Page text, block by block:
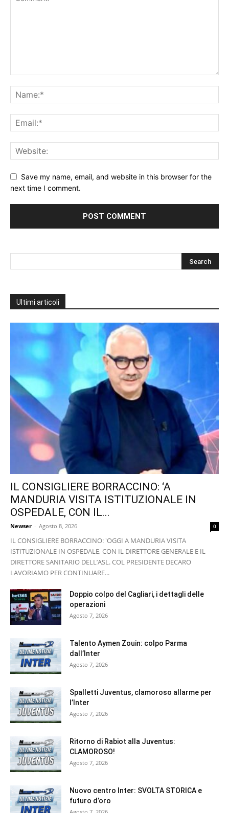
Save my name, email, and website in this browser for the
next time I comment.
Ultimi articoli
IL CONSIGLIERE BORRACCINO: ‘A
MANDURIA VISITA ISTITUZIONALE IN
OSPEDALE, CON IL...
Newser - Agosto 8, 2026 0
IL CONSIGLIERE BORRACCINO: 'OGGI A MANDURIA VISITA
ISTITUZIONALE IN OSPEDALE, CON IL DIRETTORE GENERALE E IL
DIRETTORE SANITARIO DELL’ASL. COL PRESIDENTE DECARO
LAVORIAMO PER CONTINUARE...
Doppio colpo del Cagliari, i dettagli delle
operazioni
Agosto 7, 2026
Talento Aymen Zouin: colpo Parma
dall’Inter
Agosto 7, 2026
Spalletti Juventus, clamoroso allarme per
l’Inter
Agosto 7, 2026
Ritorno di Rabiot alla Juventus:
CLAMOROSO!
Agosto 7, 2026
Nuovo centro Inter: SVOLTA STORICA e
futuro d’oro